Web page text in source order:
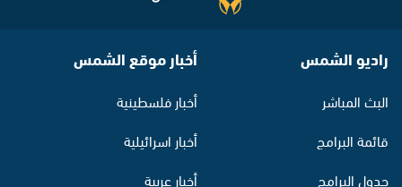
راديو الشمس
البث المباشر
قائمة البرامج
جدول البرامج
أخبار موقع الشمس
أخبار فلسطينية
أخبار اسرائيلية
أخبار عربية